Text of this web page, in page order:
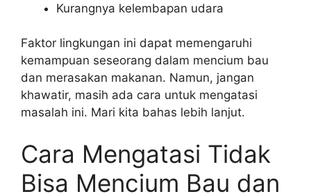
Kurangnya kelembapan udara
Faktor lingkungan ini dapat memengaruhi
kemampuan seseorang dalam mencium bau
dan merasakan makanan. Namun, jangan
khawatir, masih ada cara untuk mengatasi
masalah ini. Mari kita bahas lebih lanjut.
Cara Mengatasi Tidak
Bisa Mencium Bau dan